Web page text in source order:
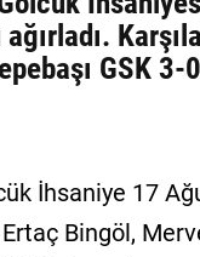
ağırladı.
GSK 3-
İhsaniye 17
Bingöl,